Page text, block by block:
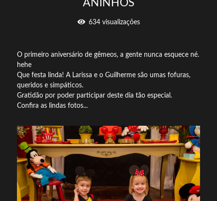
ANINHOS
634visualizações
O primeiro aniversário de gêmeos, a gente nunca esquece né.
hehe
Que festa linda! A Larissa e o Guilherme são umas fofuras,
queridos e simpáticos.
Gratidão por poder participar deste dia tão especial.
Confira as lindas fotos...